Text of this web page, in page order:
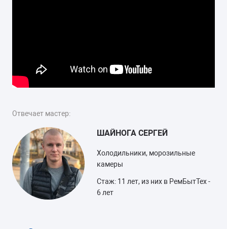
Отвечает мастер:
ШАЙНОГА СЕРГЕЙ
Холодильники, морозильные
камеры
Стаж: 11 лет, из них в РемБытТех -
6 лет